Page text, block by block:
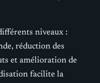
niveaux :
réduction des
et amélioration de
facilite la